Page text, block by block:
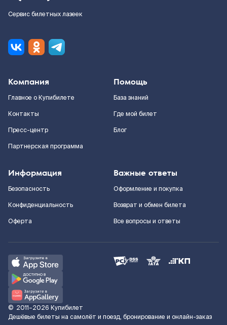
Сервис билетных лазеек
Компания
Главное о Купибилете
Контакты
Пресс-центр
Партнерская программа
Помощь
База знаний
Где мой билет
Блог
Информация
Безопасность
Конфиденциальность
Оферта
Важные ответы
Оформление и покупка
Возврат и обмен билета
Все вопросы и ответы
© 2011–2026 Купибилет
Дешёвые билеты на самолёт и поезд, бронирование и онлайн-заказ